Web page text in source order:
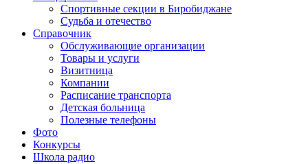
Спортивные секции в Биробиджане
Судьба и отечество
Справочник
Обслуживающие организации
Товары и услуги
Визитница
Компании
Расписание транспорта
Детская больница
Полезные телефоны
Фото
Конкурсы
Школа радио